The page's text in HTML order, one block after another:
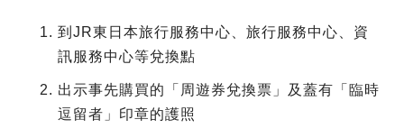
到JR東日本旅行服務中心、旅行服務中心、資
訊服務中心等兌換點
出示事先購買的「周遊券兌換票」及蓋有「臨時
逗留者」印章的護照